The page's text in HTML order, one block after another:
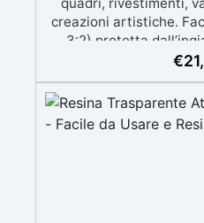
creazioni artistiche.
3:2) protetta
speciali filtri UV
in 12-24h garantendo
€